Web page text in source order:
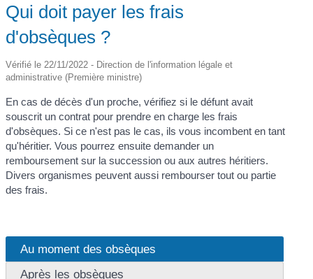
Qui doit payer les frais
d'obsèques ?
Vérifié le 22/11/2022 - Direction de l'information légale et
administrative (Première ministre)
En cas de décès d'un proche, vérifiez si le défunt avait
souscrit un contrat pour prendre en charge les frais
d'obsèques. Si ce n'est pas le cas, ils vous incombent en tant
qu'héritier. Vous pourrez ensuite demander un
remboursement sur la succession ou aux autres héritiers.
Divers organismes peuvent aussi rembourser tout ou partie
des frais.
Au moment des obsèques
Après les obsèques